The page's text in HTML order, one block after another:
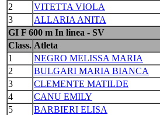
2
VITETTA VIOLA
3
ALLARIA ANITA
GI F 600 m In linea - SV
Class. Atleta
1
NEGRO MELISSA MARIA
2
BULGARI MARIA BIANCA
3
CLEMENTE MATILDE
4
CANU EMILY
5
BARBIERI ELISA